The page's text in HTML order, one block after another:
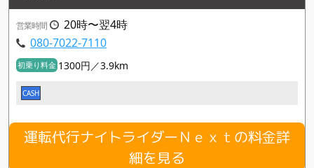
営業時間
20時〜翌4時
080-7022-7110
初乗り料金 1300円／3.9km
CASH
運転代行ナイトライダーＮｅｘｔの料金詳
細を見る